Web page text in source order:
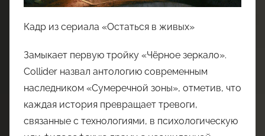
Кадр из сериала «Остаться в живых»
Замыкает первую тройку «Чёрное зеркало».
Collider назвал антологию современным
наследником «Сумеречной зоны», отметив, что
каждая история превращает тревоги,
связанные с технологиями, в психологическую